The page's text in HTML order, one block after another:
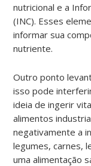
nutricional e a
(INC). Esses
informar sua
nutriente.
Outro ponto
isso pode
ideia de ingerir
alimentos
negativamente a
legumes, carnes,
uma alimentação